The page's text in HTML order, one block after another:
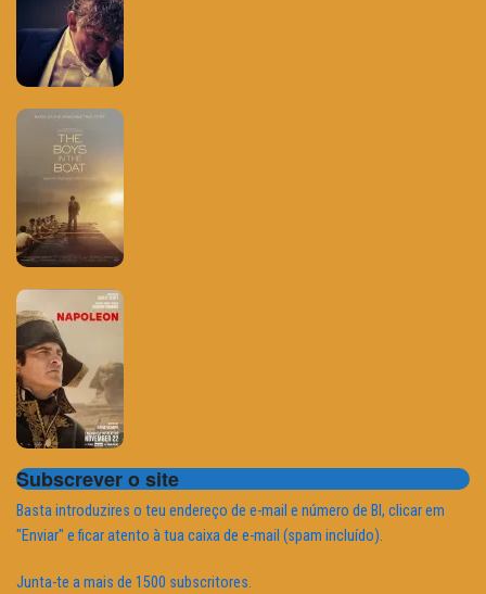
Subscrever o site
Basta introduzires o teu endereço de e-mail e número de BI, clicar em
"Enviar" e ficar atento à tua caixa de e-mail (spam incluído).
Junta-te a mais de 1500 subscritores.